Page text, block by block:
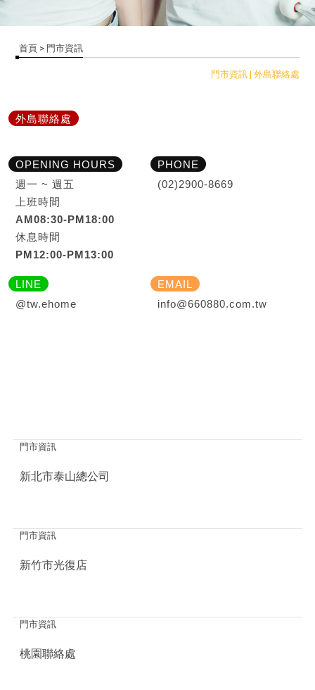
首頁 > 門市資訊
門市資訊 |外島聯絡處
外島聯絡處
OPENING HOURS
週一 ~ 週五
上班時間
AM08:30-PM18:00
休息時間
PM12:00-PM13:00
PHONE
(02)2900-8669
LINE
@tw.ehome
EMAIL
info@660880.com.tw
門市資訊
新北市泰山總公司
門市資訊
新竹市光復店
門市資訊
桃園聯絡處